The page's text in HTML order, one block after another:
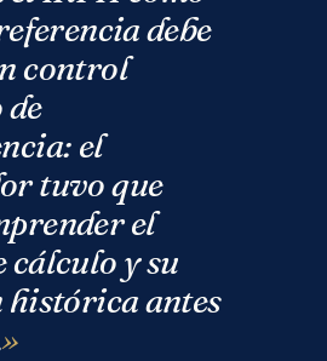
debe
control
el
tuvo que
el
cálculo y su
antes